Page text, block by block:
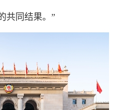
共同结果。”